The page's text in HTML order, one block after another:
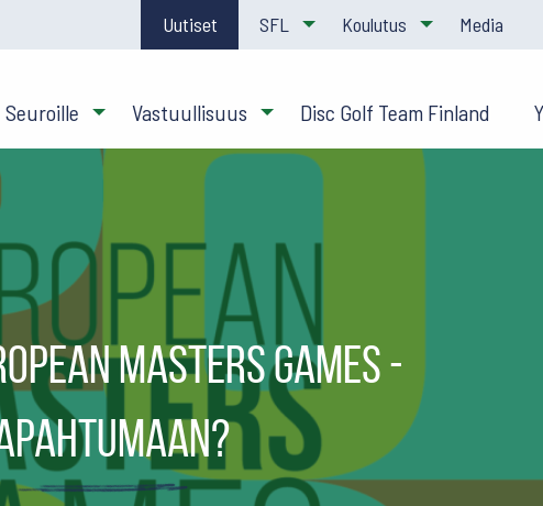
Uutiset SFL Koulutus Media
Seuroille Vastuullisuus Disc Golf Team Finland
Masters Games -